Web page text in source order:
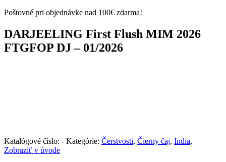
Poštovné pri objednávke nad 100€ zdarma!
DARJEELING First Flush MIM 2026
FTGFOP DJ – 01/2026
Katalógové číslo: - Kategórie: Čerstvosti, Čierny čaj, India,
Zobraziť v úvode